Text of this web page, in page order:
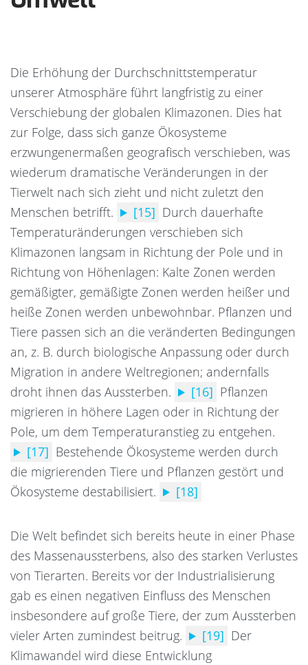
Die Erhöhung der Durchschnittstemperatur
unserer Atmosphäre führt langfristig zu einer
Verschiebung der globalen Klimazonen. Dies hat
zur Folge, dass sich ganze Ökosysteme
erzwungenermaßen geografisch verschieben, was
wiederum dramatische Veränderungen in der
Tierwelt nach sich zieht und nicht zuletzt den
Menschen betrifft.
[15] Durch dauerhafte
Temperaturänderungen verschieben sich
Klimazonen langsam in Richtung der Pole und in
Richtung von Höhenlagen: Kalte Zonen werden
gemäßigter, gemäßigte Zonen werden heißer und
heiße Zonen werden unbewohnbar. Pflanzen und
Tiere passen sich an die veränderten Bedingungen
an, z. B. durch biologische Anpassung oder durch
Migration in andere Weltregionen; andernfalls
droht ihnen das Aussterben.
[16] Pflanzen
migrieren in höhere Lagen oder in Richtung der
Pole, um dem Temperaturanstieg zu entgehen.
[17] Bestehende Ökosysteme werden durch
die migrierenden Tiere und Pflanzen gestört und
Ökosysteme destabilisiert.
[18]
Die Welt befindet sich bereits heute in einer Phase
des Massenaussterbens, also des starken Verlustes
von Tierarten. Bereits vor der Industrialisierung
gab es einen negativen Einfluss des Menschen
insbesondere auf große Tiere, der zum Aussterben
vieler Arten zumindest beitrug.
[19] Der
Klimawandel wird diese Entwicklung